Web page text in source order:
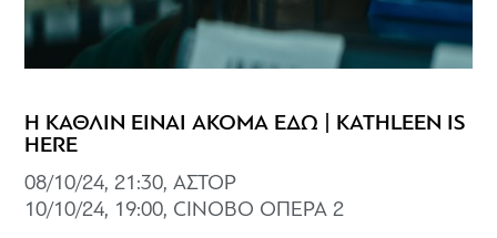
Η ΚΑΘΛΙΝ ΕΙΝΑΙ ΑΚΟΜΑ ΕΔΩ | KATHLEEN IS
HERE
08/10/24, 21:30, ΑΣΤΟΡ
10/10/24, 19:00, CINOBO ΟΠΕΡΑ 2